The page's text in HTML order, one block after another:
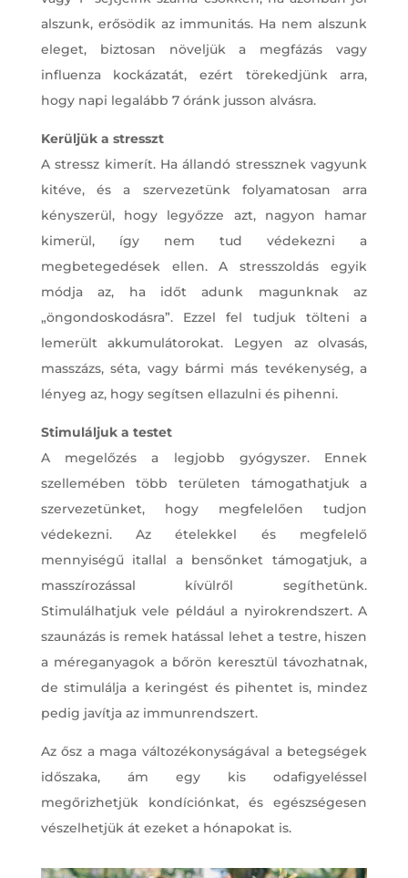
alszunk, erősödik az immunitás. Ha nem alszunk
eleget, biztosan növeljük a megfázás vagy
influenza kockázatát, ezért törekedjünk arra,
hogy napi legalább 7 óránk jusson alvásra.
Kerüljük a stresszt
A stressz kimerít. Ha állandó stressznek vagyunk
kitéve, és a szervezetünk folyamatosan arra
kényszerül, hogy legyőzze azt, nagyon hamar
kimerül, így nem tud védekezni a
megbetegedések ellen. A stresszoldás egyik
módja az, ha időt adunk magunknak az
„öngondoskodásra”. Ezzel fel tudjuk tölteni a
lemerült akkumulátorokat. Legyen az olvasás,
masszázs, séta, vagy bármi más tevékenység, a
lényeg az, hogy segítsen ellazulni és pihenni.
Stimuláljuk a testet
A megelőzés a legjobb gyógyszer. Ennek
szellemében több területen támogathatjuk a
szervezetünket, hogy megfelelően tudjon
védekezni. Az ételekkel és megfelelő
mennyiségű itallal a bensőnket támogatjuk, a
masszírozással kívülről segíthetünk.
Stimulálhatjuk vele például a nyirokrendszert. A
szaunázás is remek hatással lehet a testre, hiszen
a méreganyagok a bőrön keresztül távozhatnak,
de stimulálja a keringést és pihentet is, mindez
pedig javítja az immunrendszert.
Az ősz a maga változékonyságával a betegségek
időszaka, ám egy kis odafigyeléssel
megőrizhetjük kondíciónkat, és egészségesen
vészelhetjük át ezeket a hónapokat is.